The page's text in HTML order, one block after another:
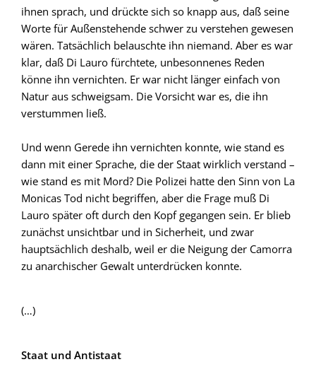
ihnen sprach, und drückte sich so knapp aus, daß seine
Worte für Außenstehende schwer zu verstehen gewesen
wären. Tatsächlich belauschte ihn niemand. Aber es war
klar, daß Di Lauro fürchtete, unbesonnenes Reden
könne ihn vernichten. Er war nicht länger einfach von
Natur aus schweigsam. Die Vorsicht war es, die ihn
verstummen ließ.
Und wenn Gerede ihn vernichten konnte, wie stand es
dann mit einer Sprache, die der Staat wirklich verstand –
wie stand es mit Mord? Die Polizei hatte den Sinn von La
Monicas Tod nicht begriffen, aber die Frage muß Di
Lauro später oft durch den Kopf gegangen sein. Er blieb
zunächst unsichtbar und in Sicherheit, und zwar
hauptsächlich deshalb, weil er die Neigung der Camorra
zu anarchischer Gewalt unterdrücken konnte.
(…)
Staat und Antistaat